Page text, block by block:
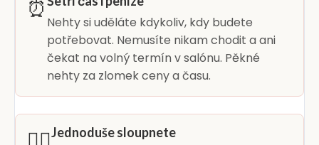
⏰ Nehty si uděláte kdykoliv, kdy budete
potřebovat. Nemusíte nikam chodit a ani
čekat na volný termín v salónu. Pěkné
nehty za zlomek ceny a času.
Jednoduše sloupnete